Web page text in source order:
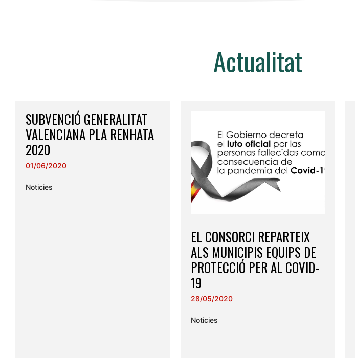
Actualitat
SUBVENCIÓ GENERALITAT
VALENCIANA PLA RENHATA
2020
01/06/2020
Noticies
EL CONSORCI REPARTEIX
ALS MUNICIPIS EQUIPS DE
PROTECCIÓ PER AL COVID-
19
28/05/2020
Noticies